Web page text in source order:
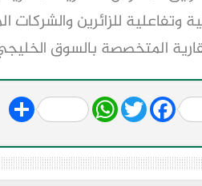
المتخصصة بالسوق
Share WhatsApp
Twitter